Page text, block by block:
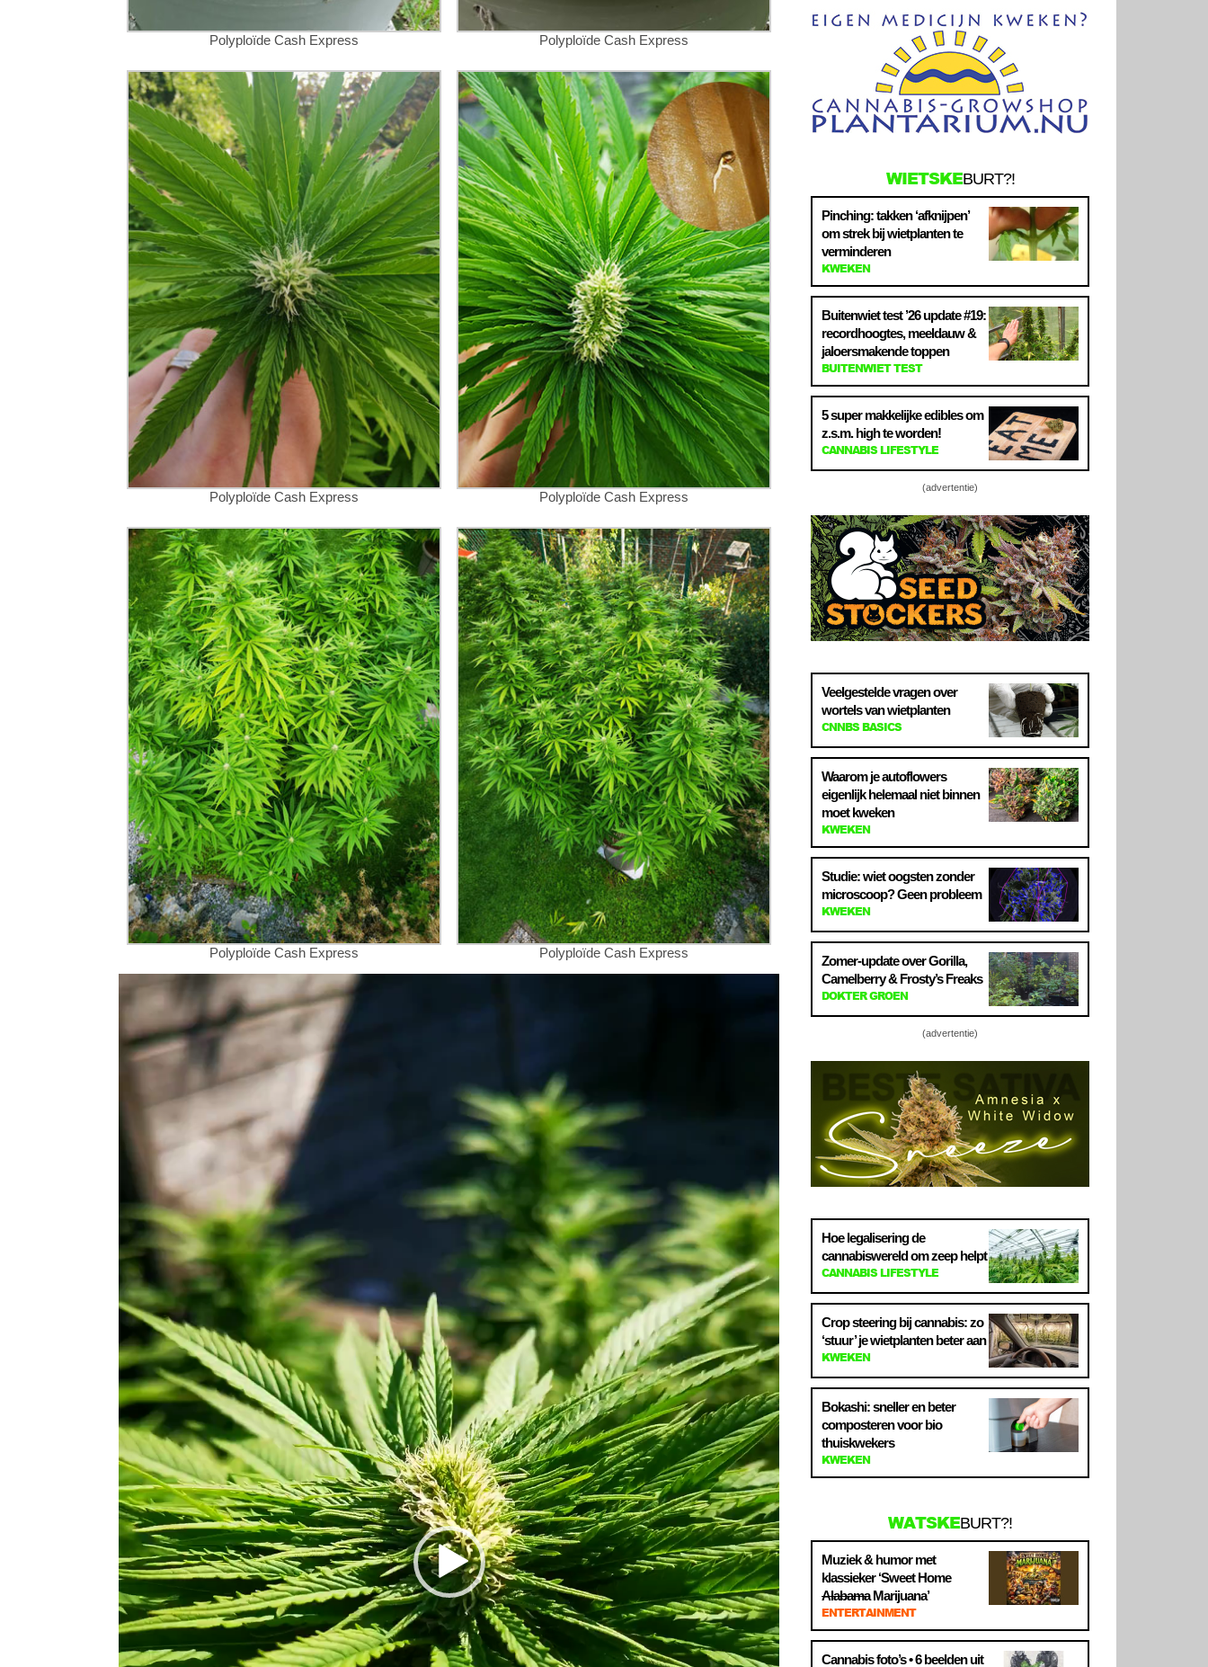
Polyploïde Cash Express Polyploïde Cash Express
Polyploïde Cash Express Polyploïde Cash Express
Polyploïde Cash Express
Polyploïde Cash Express
WIETSKEBURT?!
Pinching: takken ‘afknijpen’
om strek bij wietplanten te
verminderen
KWEKEN
Buitenwiet test ’26 update #19:
recordhoogtes, meeldauw &
jaloersmakende toppen
BUITENWIET TEST
5 super makkelijke edibles om
z.s.m. high te worden!
CANNABIS LIFESTYLE
(advertentie)
Veelgestelde vragen over
wortels van wietplanten
CNNBS BASICS
Waarom je autoflowers
eigenlijk helemaal niet binnen
moet kweken
KWEKEN
Studie: wiet oogsten zonder
microscoop? Geen probleem
KWEKEN
Zomer-update over Gorilla,
Camelberry & Frosty’s Freaks
DOKTER GROEN
(advertentie)
Hoe legalisering de
cannabiswereld om zeep helpt
CANNABIS LIFESTYLE
Crop steering bij cannabis: zo
‘stuur’ je wietplanten beter aan
KWEKEN
Bokashi: sneller en beter
composteren voor bio
thuiskwekers
KWEKEN
WATSKEBURT?!
Muziek & humor met
klassieker ‘Sweet Home
AlabamaMarijuana’
ENTERTAINMENT
Cannabis foto’s • 6 beelden uit